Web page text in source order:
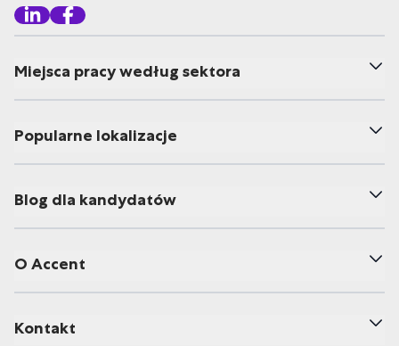
Miejsca pracy według sektora
Popularne lokalizacje
Blog dla kandydatów
O Accent
Kontakt